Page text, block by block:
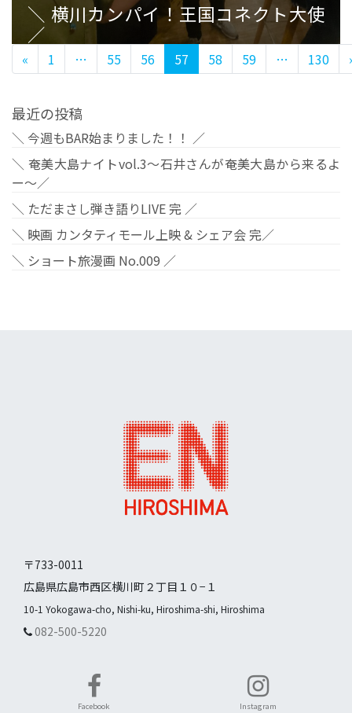
＼ 横川カンパイ！王国コネクト大使
／
« 1 … 55 56 57 58 59 … 130
最近の投稿
＼ 今週もBAR始まりました！！ ／
＼ 奄美大島ナイトvol.3〜石井さんが奄美大島から来るよ
ー〜／
＼ ただまさし弾き語りLIVE 完 ／
＼ 映画 カンタティモール上映 & シェア会 完／
＼ ショート旅漫画 No.009 ／
〒733-0011
広島県広島市西区横川町２丁目１０−１
10-1 Yokogawa-cho, Nishi-ku, Hiroshima-shi, Hiroshima
082-500-5220
Facebook Instagram